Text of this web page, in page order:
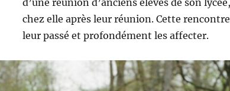
d’une réunion d’anciens élèves de son
chez elle après leur réunion. Cette
leur passé et profondément les affecter.